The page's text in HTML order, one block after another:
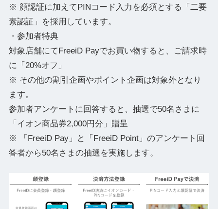
※ 顔認証に加えてPINコード入力を必須とする「二要
素認証」を採用しています。
・参加者特典
対象店舗にてFreeiD Payでお買い物すると、ご請求時
に「20%オフ」
※ その他の割引企画やポイント企画は対象外となり
ます。
参加者アンケートに回答すると、抽選で50名さまに
「イオン商品券2,000円分」贈呈
※ 「FreeiD Pay」と「FreeiD Point」のアンケート回
答者から50名さまの抽選を実施します。